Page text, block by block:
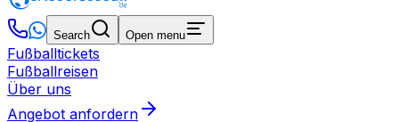
Search Open menu
Fußballtickets
Fußballreisen
Über uns
Angebot anfordern